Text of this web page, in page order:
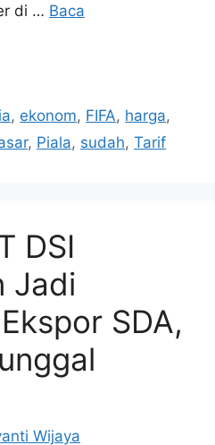
di … Baca
, ekonom, FIFA, harga,
, Piala, sudah, Tarif
DSI
Jadi
SDA,
Wijaya